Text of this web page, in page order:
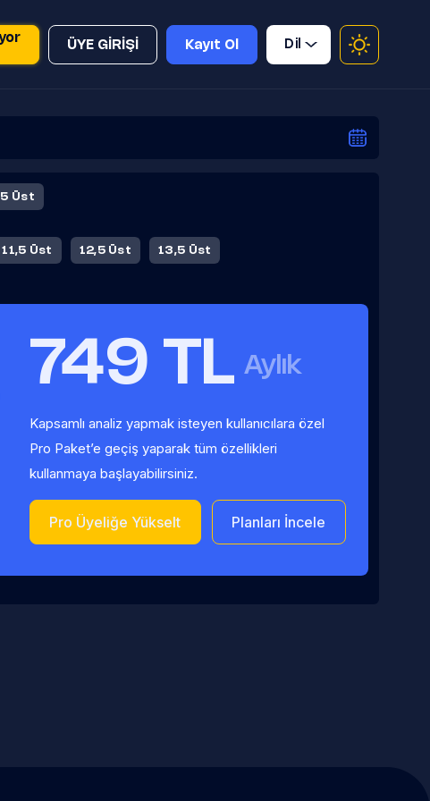
ÜYE GİRİŞİ Kayıt Ol Dil
Üst
11,5 Üst 12,5 Üst 13,5 Üst
749 TL Aylık
Kapsamlı analiz yapmak isteyen kullanıcılara özel
Pro Paket’e geçiş yaparak tüm özellikleri
kullanmaya başlayabilirsiniz.
Pro Üyeliğe Yükselt Planları İncele